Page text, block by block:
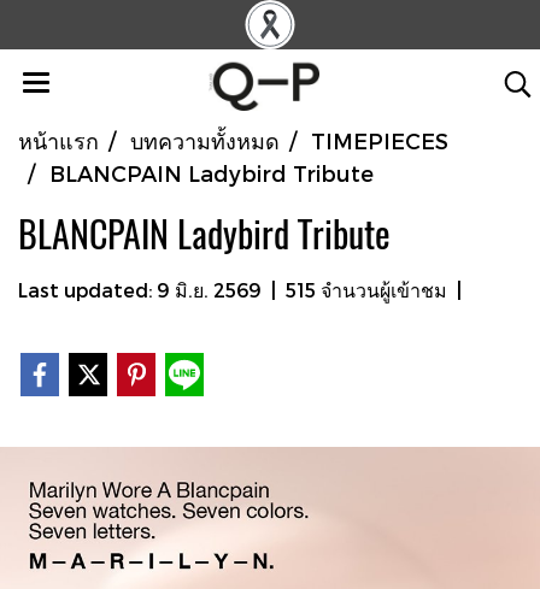
หน้าแรก บทความทั้งหมด
TIMEPIECES
BLANCPAIN Ladybird Tribute
BLANCPAIN Ladybird Tribute
Last updated: 9 มิ.ย. 2569 515 จำนวนผู้เข้าชม